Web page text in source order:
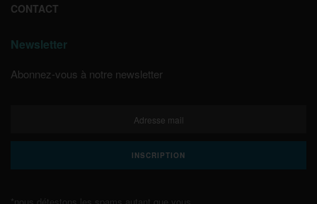
CONTACT
Newsletter
Abonnez-vous à notre newsletter